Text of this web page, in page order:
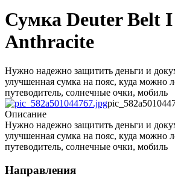
Сумка Deuter Belt
Anthracite
Нужно надежно защитить деньги и
улучшенная сумка на пояс, куда можно
путеводитель, солнечные очки, мобиль
Описание
Нужно надежно защитить деньги и
улучшенная сумка на пояс, куда можно
путеводитель, солнечные очки, мобиль
Направления